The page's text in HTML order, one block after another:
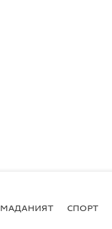
МАДАНИЯТ СПОРТ